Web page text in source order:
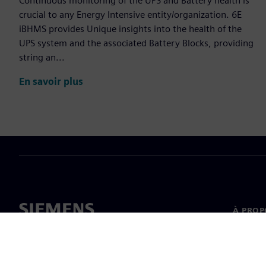
crucial to any Energy Intensive entity/organization. 6E
iBHMS provides Unique insights into the health of the
UPS system and the associated Battery Blocks, providing
string an...
En savoir plus
À